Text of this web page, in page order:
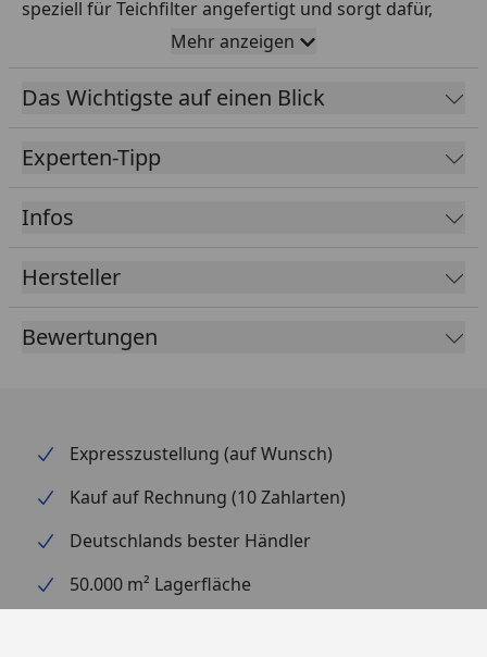
speziell für Teichfilter angefertigt und sorgt dafür,
dass das Filterwasser sauber und klar bleibt. Es bietet
Lebensdauer. Kaufen Sie jetzt dieses Oase Ersatzteil
und profitieren Sie von einer hervorragenden
Mehr anzeigen
Das Wichtigste auf einen Blick
Experten-Tipp
Infos
Hersteller
Bewertungen
Expresszustellung (auf Wunsch)
Kauf auf Rechnung (10 Zahlarten)
Deutschlands bester Händler
50.000 m² Lagerfläche